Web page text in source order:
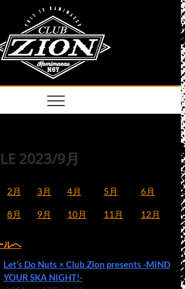
2023/9月
2月 3月 4月 5月 6月
8月 9月 10月 11月 12月
ルへ
Let’s Do Nuts × Club Zion presents -MIND
YOUR SKA NIGHT!-